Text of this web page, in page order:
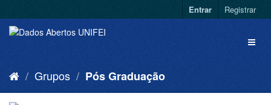
Entrar Registrar
Grupos Pós Graduação